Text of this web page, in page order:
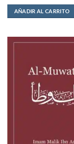
AÑADIR AL CARRITO